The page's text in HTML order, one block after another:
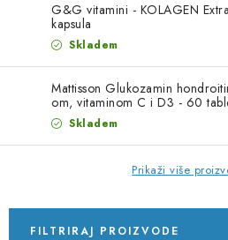
G&G vitamini - KOLAGEN
kapsula
Skladem
Mattisson Glukozamin
om, vitaminom C i D3 - 60
Skladem
Prikaži više
FILTRIRAJ PROIZVODE